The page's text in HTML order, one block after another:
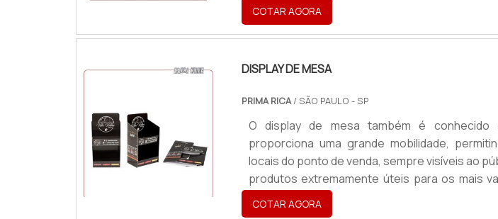
layout de nossos clientes, isso garante uma
produto, criando uma rápida identificação do
comum ver este produto aplicado nos pontos
COTAR AGORA
DISPLAY DE MESA
PRIMA RICA/ SÃO PAULO - SP
O display de mesa também é
proporciona uma grande mobilidade,
locais do ponto de venda, sempre visíveis ao
produtos extremamente úteis para os mais
expor ou divulgar um determinado produto
altamente qualificada. Ele atrai a
COTAR AGORA